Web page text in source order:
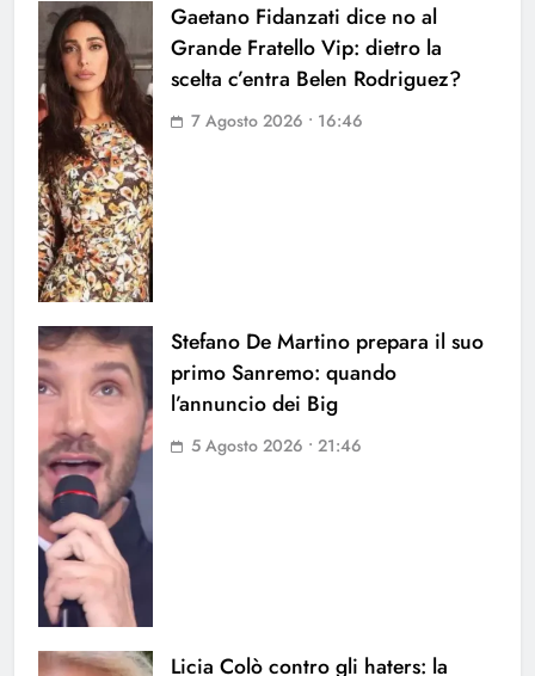
Gaetano Fidanzati dice no al
Grande Fratello Vip: dietro la
scelta c’entra Belen Rodriguez?
7 Agosto 2026 • 16:46
Stefano De Martino prepara il suo
primo Sanremo: quando
l’annuncio dei Big
5 Agosto 2026 • 21:46
Licia Colò contro gli haters: la